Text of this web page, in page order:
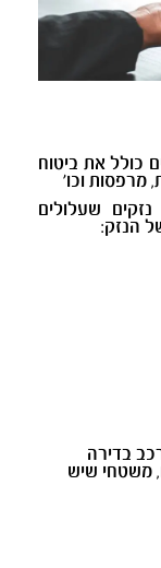
כולל את ביטוח
מרפסות וכו'
שעלולים
הנזק:
בדירה
משטחי שיש